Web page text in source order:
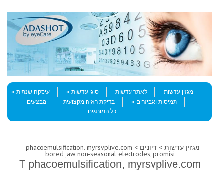
Menu
Skip to content
מגזין עדשות
לאתר עדשות סוגי עדשות
עיסקה שנתית
תמיסות ואביזרים
בדיקת ראיה מקצועית
מבצעים
כל המותגים
מגזין עדשות >דיונים > T phacoemulsification, myrsvplive.com
bored jaw non-seasonal electrodes, promisi
T phacoemulsification, myrsvplive.com